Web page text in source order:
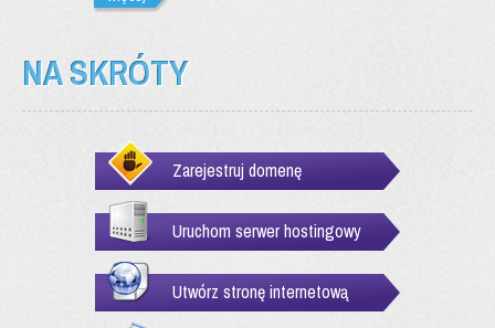
NA SKRÓTY
Zarejestruj domenę
Uruchom serwer hostingowy
Utwórz stronę internetową